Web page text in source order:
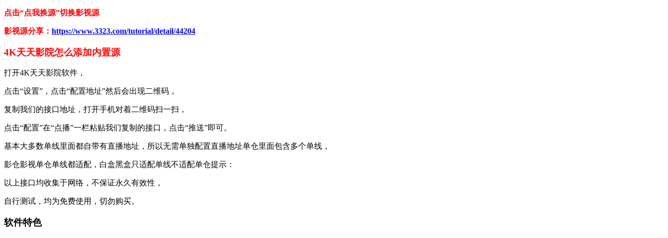
点击“点我换源”切换影视源
影视源分享： https://www.3323.com/tutorial/detail/44204
4K天天影院怎么添加内置源
打开4K天天影院软件，
点击“设置”，点击“配置地址”然后会出现二维码，
复制我们的接口地址，打开手机对着二维码扫一扫，
点击“配置”在“点播”一栏粘贴我们复制的接口，点击“推送”即可。
基本大多数单线里面都自带有直播地址，所以无需单独配置直播地址单仓里面包含多个单线，
影仓影视单仓单线都适配，白盒黑盒只适配单线不适配单仓提示：
以上接口均收集于网络，不保证永久有效性，
自行测试，均为免费使用，切勿购买。
软件特色